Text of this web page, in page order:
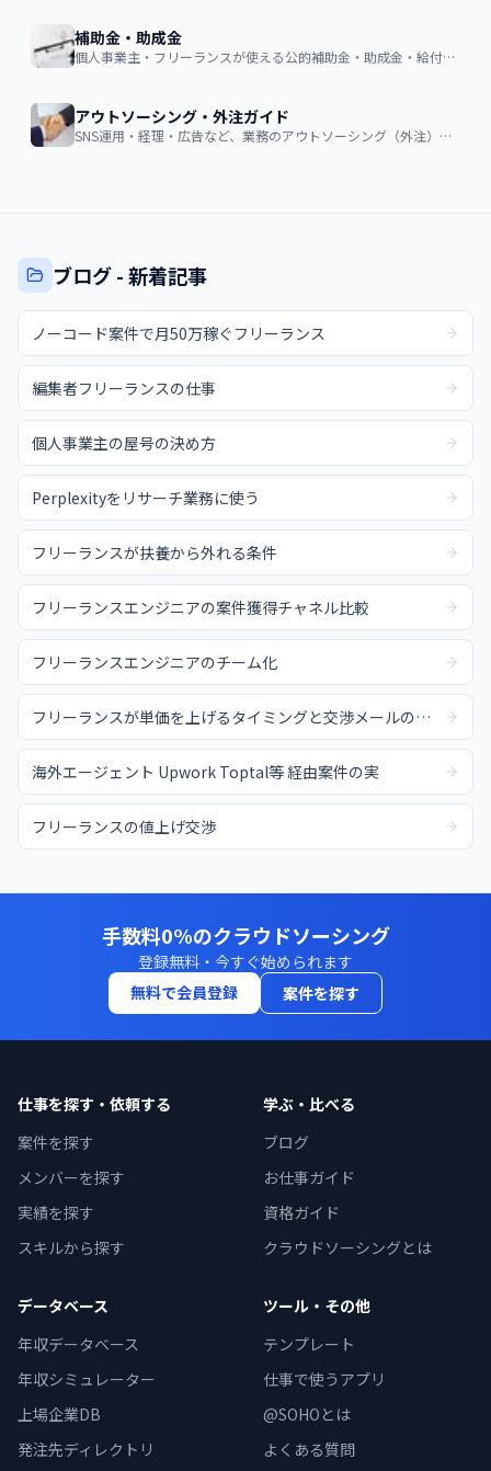
補助金・助成金
個人事業主・フリーランスが使える公的補助金・助成金・給付金の申請ガイド
アウトソーシング・外注ガイド
SNS運用・経理・広告など、業務のアウトソーシング（外注）を検討する企業・個人向け。費用相場・依頼の流れ・失敗しない選び方
ブログ - 新着記事
ノーコード案件で月50万稼ぐフリーランス
編集者フリーランスの仕事
個人事業主の屋号の決め方
Perplexityをリサーチ業務に使う
フリーランスが扶養から外れる条件
フリーランスエンジニアの案件獲得チャネル比較
フリーランスエンジニアのチーム化
フリーランスが単価を上げるタイミングと交渉メールの例文
海外エージェント Upwork Toptal等 経由案件の実
フリーランスの値上げ交渉
手数料0%のクラウドソーシング
登録無料・今すぐ始められます
無料で会員登録
案件を探す
仕事を探す・依頼する
案件を探す
メンバーを探す
実績を探す
スキルから探す
学ぶ・比べる
ブログ
お仕事ガイド
資格ガイド
クラウドソーシングとは
データベース
年収データベース
年収シミュレーター
上場企業DB
発注先ディレクトリ
ツール・その他
テンプレート
仕事で使うアプリ
@SOHOとは
よくある質問